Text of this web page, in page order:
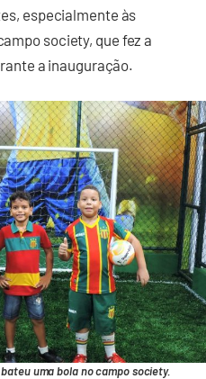
especialmente às
society, que fez a
a inauguração.
uma bola no campo society.